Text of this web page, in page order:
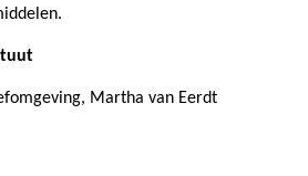
Martha van Eerdt